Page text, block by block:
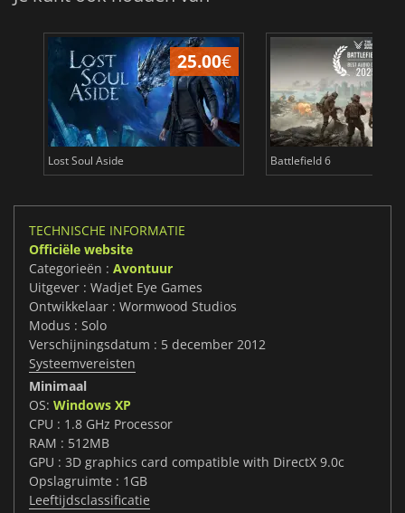
25.00€
Lost Soul Aside Battlefield 6
TECHNISCHE INFORMATIE
Officiële website
Categorieën : Avontuur
Uitgever : Wadjet Eye Games
Ontwikkelaar : Wormwood Studios
Modus : Solo
Verschijningsdatum : 5 december 2012
Systeemvereisten
Minimaal
OS: Windows XP
CPU : 1.8 GHz Processor
RAM : 512MB
GPU : 3D graphics card compatible with DirectX 9.0c
Opslagruimte : 1GB
Leeftijdsclassificatie